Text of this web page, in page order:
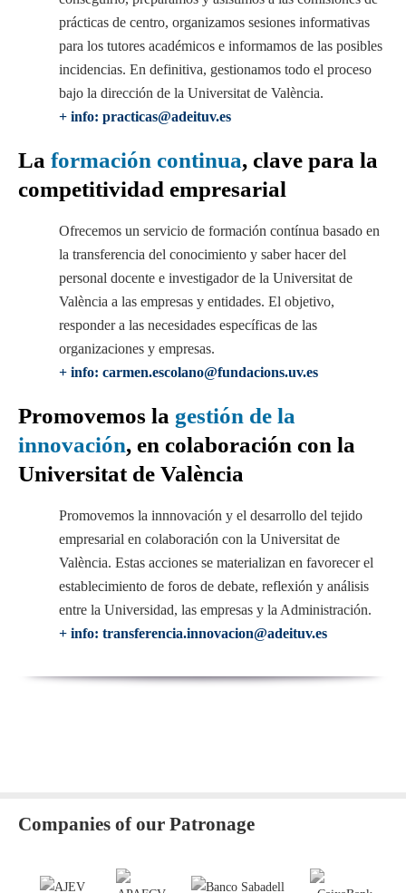
prácticas de centro, organizamos sesiones informativas
para los tutores académicos e informamos de las posibles
incidencias. En definitiva, gestionamos todo el proceso
bajo la dirección de la Universitat de València.
+ info: practicas@adeituv.es
La formación continua, clave para la
competitividad empresarial
Ofrecemos un servicio de formación contínua basado en
la transferencia del conocimiento y saber hacer del
personal docente e investigador de la Universitat de
València a las empresas y entidades. El objetivo,
responder a las necesidades específicas de las
organizaciones y empresas.
+ info: carmen.escolano@fundacions.uv.es
Promovemos la gestión de la
innovación, en colaboración con la
Universitat de València
Promovemos la innnovación y el desarrollo del tejido
empresarial en colaboración con la Universitat de
València. Estas acciones se materializan en favorecer el
establecimiento de foros de debate, reflexión y análisis
entre la Universidad, las empresas y la Administración.
+ info: transferencia.innovacion@adeituv.es
Companies of our Patronage